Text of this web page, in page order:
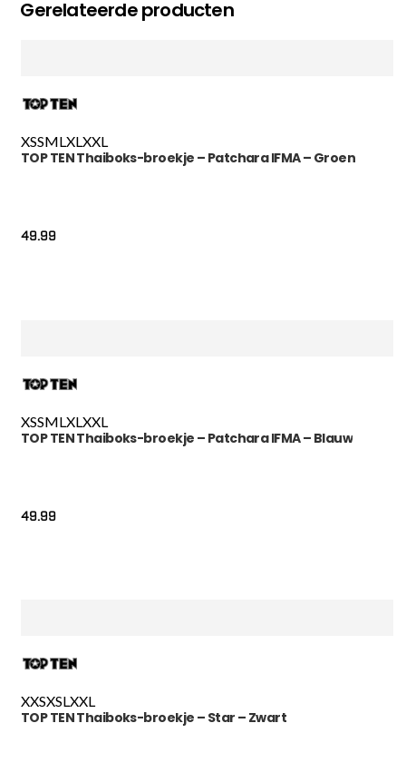
Gerelateerde producten
XSSMLXLXXL
TOP TEN Thaiboks-broekje – Patchara IFMA – Groen
49.99
XSSML XL XXL
TOP TEN Thaiboks-broekje – Patchara IFMA – Blauw
49.99
XXSXSLXXL
TOP TEN Thaiboks-broekje – Star – Zwart